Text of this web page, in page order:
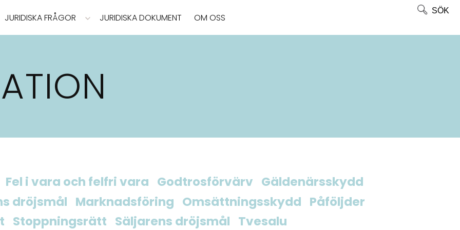
JURIDISKA FRÅGOR JURIDISKA DOKUMENT OM OSS
SÖK
Fel i vara och felfri vara Godtrosförvärv Gäldenärsskydd
dröjsmål Marknadsföring Omsättningsskydd Påföljder
Stoppningsrätt Säljarens dröjsmål Tvesalu